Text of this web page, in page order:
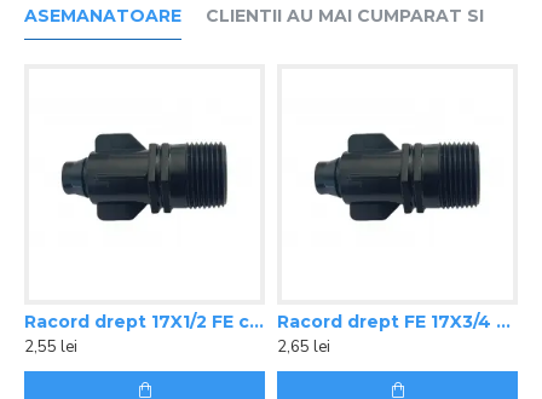
ASEMANATOARE CLIENTII AU MAI CUMPARAT SI
Racord drept 17X1/2 FE cu inel de strangere smart
2,55 lei
Racord drept FE 17X3/4 cu inel de strangere smart
2,65 lei